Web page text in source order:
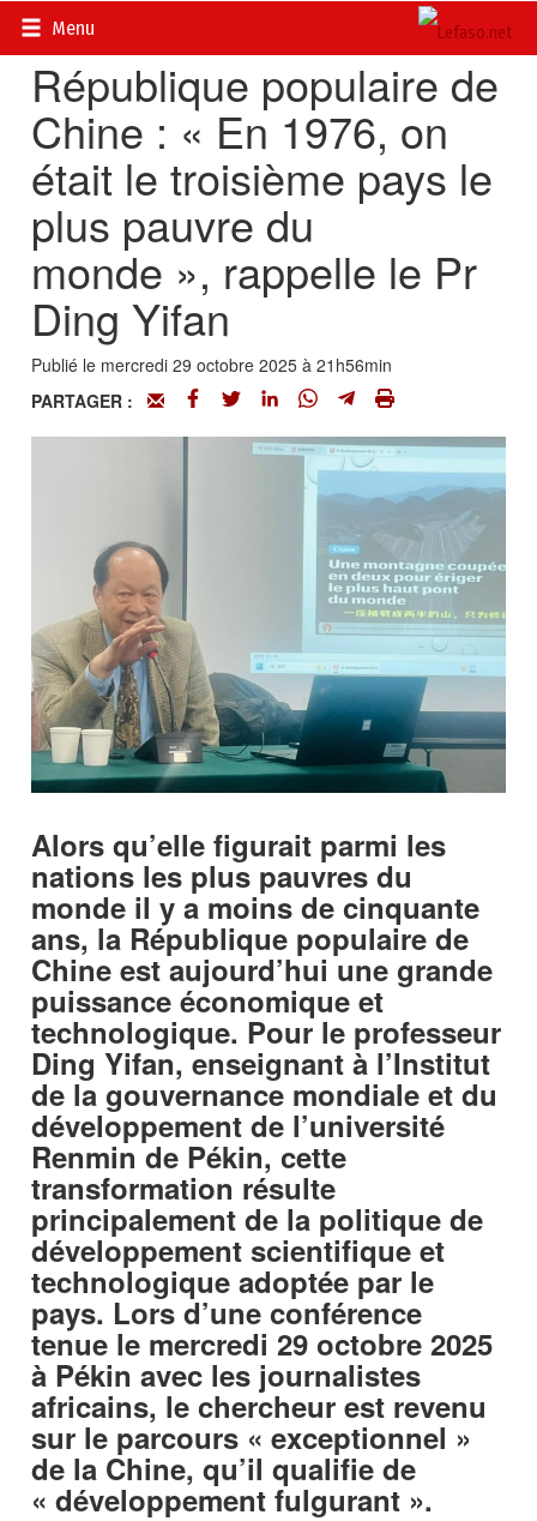
Menu
Accueil>
République populaire de
Chine : « En 1976, on
était le troisième pays le
plus pauvre du
monde », rappelle le Pr
Ding Yifan
Publié le mercredi 29 octobre 2025 à 21h56min
PARTAGER :
Alors qu’elle figurait parmi les
nations les plus pauvres du
monde il y a moins de cinquante
ans, la République populaire de
Chine est aujourd’hui une grande
puissance économique et
technologique. Pour le professeur
Ding Yifan, enseignant à l’Institut
de la gouvernance mondiale et du
développement de l’université
Renmin de Pékin, cette
transformation résulte
principalement de la politique de
développement scientifique et
technologique adoptée par le
pays. Lors d’une conférence
tenue le mercredi 29 octobre 2025
à Pékin avec les journalistes
africains, le chercheur est revenu
sur le parcours « exceptionnel »
de la Chine, qu’il qualifie de
« développement fulgurant ».